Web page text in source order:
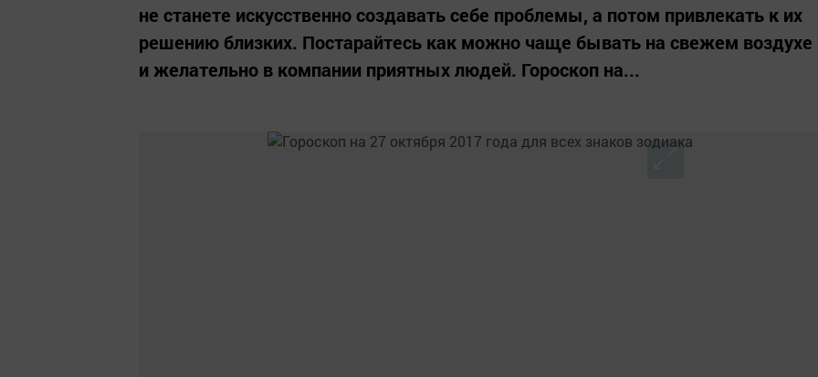
не станете искусственно создавать себе проблемы, а потом привлекать к их
решению близких. Постарайтесь как можно чаще бывать на свежем воздухе
и желательно в компании приятных людей. Гороскоп на...